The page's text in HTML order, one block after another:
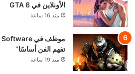
الأونلاين في GTA 6
منذ 16 ساعة
تفهم الفن أساسًا”
منذ 19 ساعة